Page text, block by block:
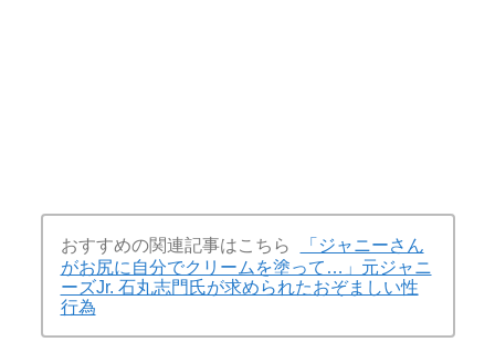
おすすめの関連記事はこちら
「ジャニーさん
がお尻に自分でクリームを塗って…」元ジャニ
ーズJr. 石丸志門氏が求められたおぞましい性
行為